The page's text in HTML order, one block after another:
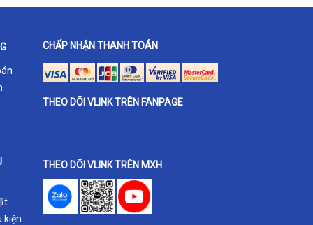
kiện
CHẤP NHẬN THANH TOÁN
THEO DÕI VLINK TRÊN FANPAGE
THEO DÕI VLINK TRÊN MXH